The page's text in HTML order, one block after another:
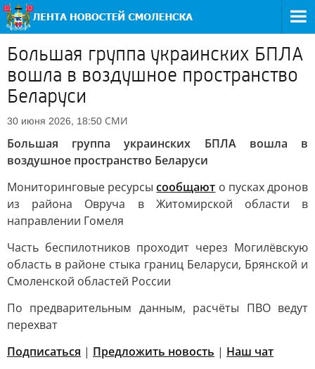
Большая группа украинских БПЛА
вошла в воздушное пространство
Беларуси
30 июня 2026, 18:50 СМИ
Большая группа украинских БПЛА вошла в
воздушное пространство Беларуси
Мониторинговые ресурсысообщают о пусках дронов
из района Овруча в Житомирской области в
направлении Гомеля
Часть беспилотников проходит через Могилёвскую
область в районе стыка границ Беларуси, Брянской и
Смоленской областей России
По предварительным данным, расчёты ПВО ведут
перехват
Подписаться | Предложить новость | Наш чат